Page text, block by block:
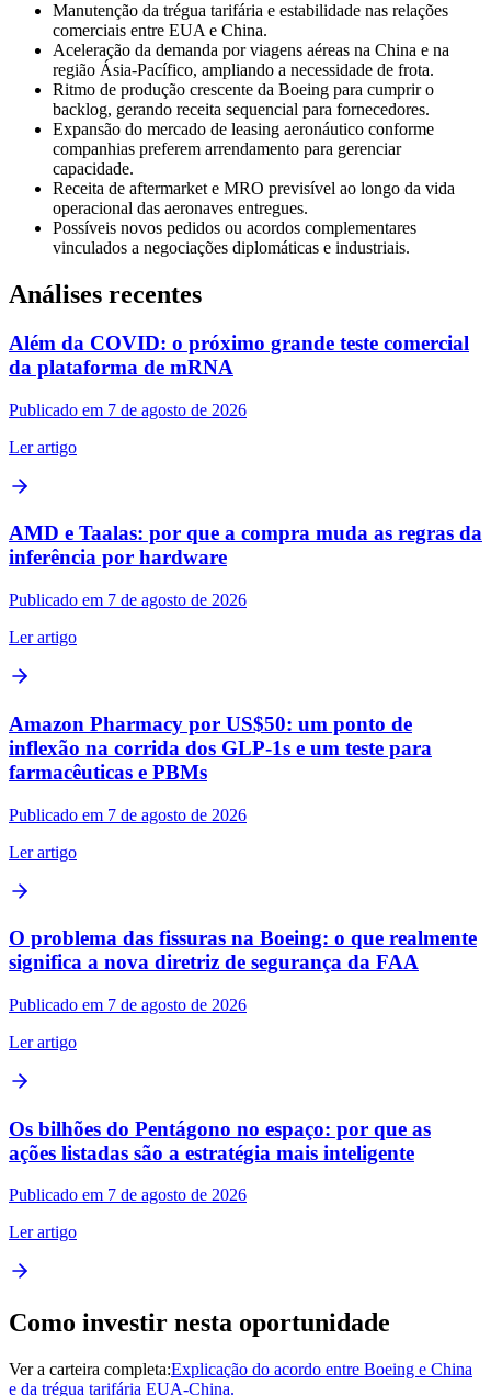
Manutenção da trégua tarifária e estabilidade nas relações
comerciais entre EUA e China.
Aceleração da demanda por viagens aéreas na China e na
região Ásia-Pacífico, ampliando a necessidade de frota.
Ritmo de produção crescente da Boeing para cumprir o
backlog, gerando receita sequencial para fornecedores.
Expansão do mercado de leasing aeronáutico conforme
companhias preferem arrendamento para gerenciar
capacidade.
Receita de aftermarket e MRO previsível ao longo da vida
operacional das aeronaves entregues.
Possíveis novos pedidos ou acordos complementares
vinculados a negociações diplomáticas e industriais.
Análises recentes
Além da COVID: o próximo grande teste comercial
da plataforma de mRNA
Publicado em 7 de agosto de 2026
Ler artigo
AMD e Taalas: por que a compra muda as regras da
inferência por hardware
Publicado em 7 de agosto de 2026
Ler artigo
Amazon Pharmacy por US$50: um ponto de
inflexão na corrida dos GLP‑1s e um teste para
farmacêuticas e PBMs
Publicado em 7 de agosto de 2026
Ler artigo
O problema das fissuras na Boeing: o que realmente
significa a nova diretriz de segurança da FAA
Publicado em 7 de agosto de 2026
Ler artigo
Os bilhões do Pentágono no espaço: por que as
ações listadas são a estratégia mais inteligente
Publicado em 7 de agosto de 2026
Ler artigo
Como investir nesta oportunidade
Ver a carteira completa:Explicação do acordo entre Boeing e China
e da trégua tarifária EUA-China.